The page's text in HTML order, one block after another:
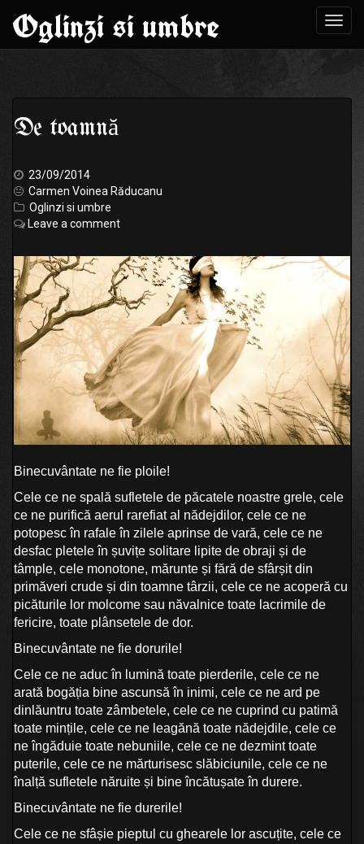
content
Oglinzi si umbre
De toamnă
23/09/2014
Carmen Voinea Răducanu
Oglinzi si umbre
Leave a comment
Binecuvântate ne fie ploile!
Cele ce ne spală sufletele de păcatele noastre grele, cele
ce ne purifică aerul rarefiat al nădejdilor, cele ce ne
potopesc în rafale în zilele aprinse de vară, cele ce ne
desfac pletele în șuvițe solitare lipite de obraji și de
tâmple, cele monotone, mărunte și fără de sfârșit din
primăveri crude și din toamne târzii, cele ce ne acoperă cu
picăturile lor molcome sau năvalnice toate lacrimile de
fericire, toate plânsetele de dor.
Binecuvântate ne fie dorurile!
Cele ce ne aduc în lumină toate pierderile, cele ce ne
arată bogăția bine ascunsă în inimi, cele ce ne ard pe
dinlăuntru toate zâmbetele, cele ce ne cuprind cu patimă
toate mințile, cele ce ne leagănă toate nădejdile, cele ce
ne îngăduie toate nebuniile, cele ce ne dezmint toate
puterile, cele ce ne mărturisesc slăbiciunile, cele ce ne
înalță sufletele năruite și bine încătușate în durere.
Binecuvântate ne fie durerile!
Cele ce ne sfâșie pieptul cu ghearele lor ascuțite, cele ce